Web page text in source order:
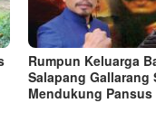
Rumpun Keluarga
Salapang Gallarang
Mendukung Pansus